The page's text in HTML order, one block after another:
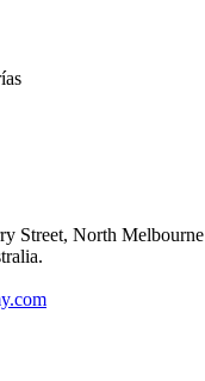
Street, North Melbourne